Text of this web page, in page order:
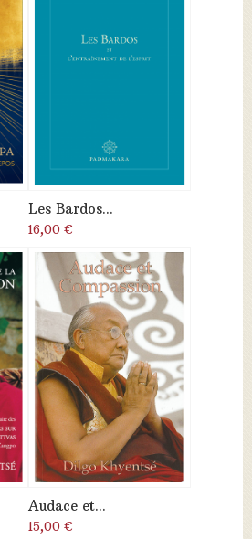
Les Bardos...
16,00 €
Audace et...
15,00 €